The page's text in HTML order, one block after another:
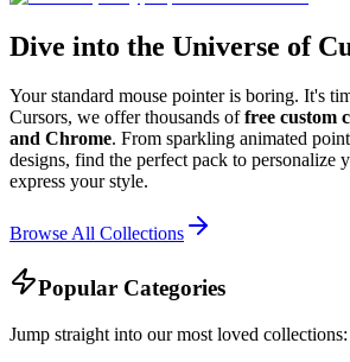
Dive into the Universe of
Your standard mouse pointer is boring. It's
Cursors, we offer thousands offree custom
and Chrome. From sparkling animated
designs, find the perfect pack to personalize
express your style.
Browse All Collections
Popular Categories
Jump straight into our most loved collections: